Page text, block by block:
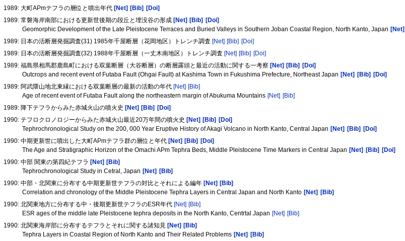
1989: 大町APmテフラの層位と噴出年代[Net] [Bib] [Doi]
1989: 常磐海岸南部における更新世後期の段丘と埋没谷の形成[Net] [Bib] [Doi]
Geomorphic Development of the Late Pleistocene Terraces and Buried Valleys in Southern Joban Coastal Region, North Kanto, Japan [Net]
1989: 日本の活断層発掘調査(31) 1985年千屋断層（花岡地区）トレンチ調査[Net] [Bib] [Doi]
1989: 日本の活断層発掘調査(32) 1988年千屋断層（一丈木南地区）トレンチ調査[Net] [Bib] [Doi]
1989: 福島県相馬郡鹿島町における双葉断層（大谷断層）の断層露頭と最近の活動に関する一考察[Net] [Bib] [Doi]
Outcrops and recent event of Futaba Fault (Ohgai Fault) at Kashima Town in Fukushima Prefecture, Northeast Japan [Net] [Bib] [Doi]
1989: 阿武隈山地北東縁における双葉断層の最新の活動の年代[Net] [Bib]
Age of recent event of Futaba Fault along the northeastern margin of Abukuma Mountains [Net] [Bib]
1989: 降下テフラからみた赤城火山の噴火史[Net] [Bib] [Doi]
1990: テフロクロノロジーからみた赤城火山最近20万年間の噴火史[Net] [Bib] [Doi]
Tephrochronological Study on the 200, 000 Year Eruptive History of Akagi Volcano in North Kanto, Central Japan [Net] [Bib] [Doi]
1990: 中期更新世に噴出した大町APmテフラ群の層位と年代 [Net] [Bib]
[Doi]
The Age and Stratigraphic Horizon of the Omachi APm Tephra Beds, Middle Pleistocene Time Markers in Central Japan [Net] [Bib]
[Doi]
1990: 中部 関東の第四紀テフラ [Net] [Bib]
Tephrochronological Study in Cetral, Japan [Net]
[Bib]
1990: 中部・北関東に分布する中期更新世テフラの対比とそれによる編年 [Net] [Bib]
Correlation and chronology of the Middle Pleistocene Tephra Layers in Central Japan and North Kanto [Net]
[Bib]
1990: 北関東地方に分布する中・後期更新世テフラのESR年代 [Net] [Bib]
ESR ages of the middle late Pleistocene tephra deposits in the North Kanto, Centrtal Japan [Net] [Bib]
1990: 北関東海岸部に分布するテフラとそれに関する諸知見 [Net] [Bib]
Tephra Layers in Coastal Region of North Kanto and Their Related Problems [Net]
[Bib]